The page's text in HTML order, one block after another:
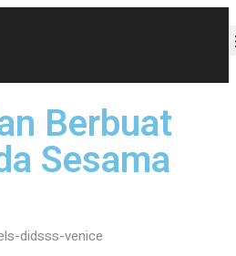
Berbuat
Sesama